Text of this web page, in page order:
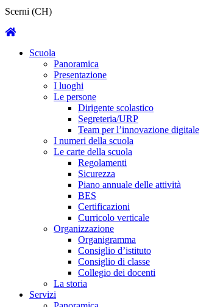
Scerni (CH)
Scuola
Panoramica
Presentazione
I luoghi
Le persone
Dirigente scolastico
Segreteria/URP
Team per l’innovazione digitale
I numeri della scuola
Le carte della scuola
Regolamenti
Sicurezza
Piano annuale delle attività
BES
Certificazioni
Curricolo verticale
Organizzazione
Organigramma
Consiglio d’istituto
Consiglio di classe
Collegio dei docenti
La storia
Servizi